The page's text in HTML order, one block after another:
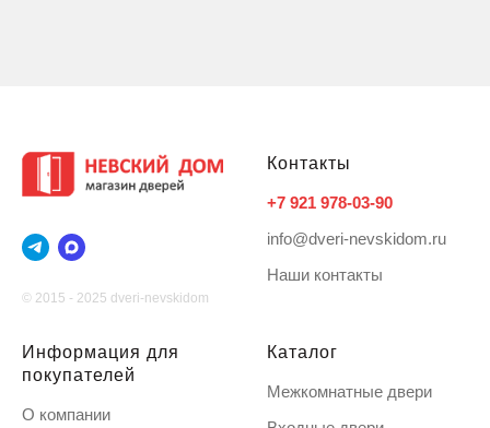
© 2015 - 2025 dveri-nevskidom
Контакты
+7 921 978-03-90
info@dveri-nevskidom.ru
Наши контакты
Информация для
покупателей
О компании
Каталог
Межкомнатные двери